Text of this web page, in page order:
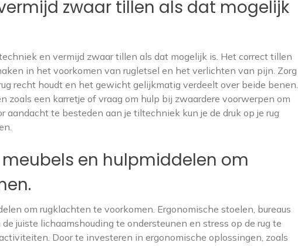
zwaar tillen als dat mogelijk
en vermijd zwaar tillen als dat mogelijk is. Het correct tillen
in het voorkomen van rugletsel en het verlichten van pijn. Zorg
recht houdt en het gewicht gelijkmatig verdeelt over beide benen.
zoals een karretje of vraag om hulp bij zwaardere voorwerpen om
aandacht te besteden aan je tiltechniek kun je de druk op je rug
en hulpmiddelen om
om rugklachten te voorkomen. Ergonomische stoelen, bureaus
juiste lichaamshouding te ondersteunen en stress op de rug te
Door te investeren in ergonomische oplossingen, zoals